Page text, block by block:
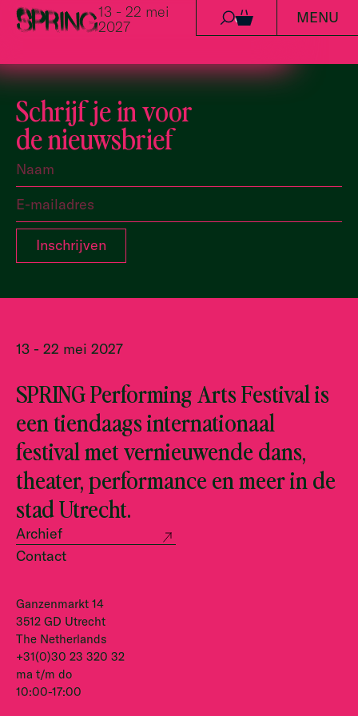
Ga naar de inhoud
13 - 22 mei
2027
0 MENU
Schrijf je in voor
de nieuwsbrief
13 - 22 mei 2027
SPRING Performing Arts Festival is
een tiendaags internationaal
festival met vernieuwende dans,
theater, performance en meer in de
stad Utrecht.
Archief
Contact
Ganzenmarkt 14
3512 GD Utrecht
The Netherlands
+31(0)30 23 320 32
ma t/m do
10:00-17:00